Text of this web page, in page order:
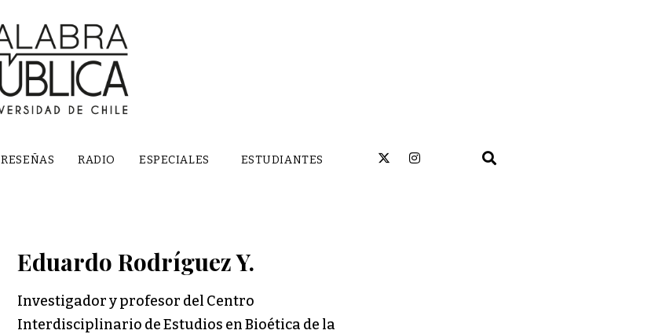
RESEÑAS RADIO ESPECIALES ESTUDIANTES
Eduardo Rodríguez Y.
Investigador y profesor del Centro
Interdisciplinario de Estudios en Bioética de la